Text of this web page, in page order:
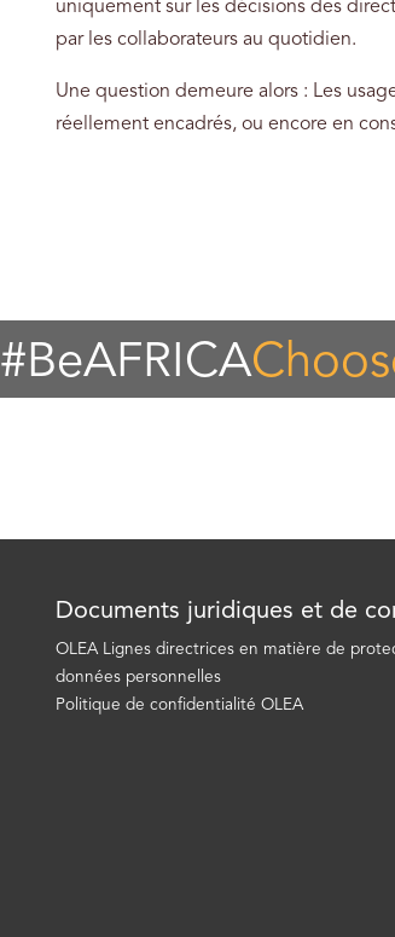
uniquement sur les décisions des
par les collaborateurs au quotidien.
Une question demeure alors : Les
réellement encadrés, ou encore en
#BeAFRICA
Documents juridiques et de
OLEA Lignes directrices en matière de
données personnelles
Politique de confidentialité OLEA